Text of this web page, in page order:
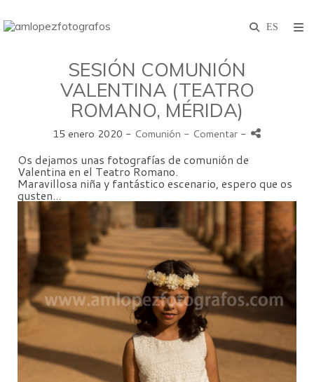
SESIÓN COMUNIÓN
VALENTINA (TEATRO
ROMANO, MÉRIDA)
15 enero 2020 - Comunión - Comentar -
Os dejamos unas fotografías de comunión de
Valentina en el Teatro Romano.
Maravillosa niña y fantástico escenario, espero que os
gusten...